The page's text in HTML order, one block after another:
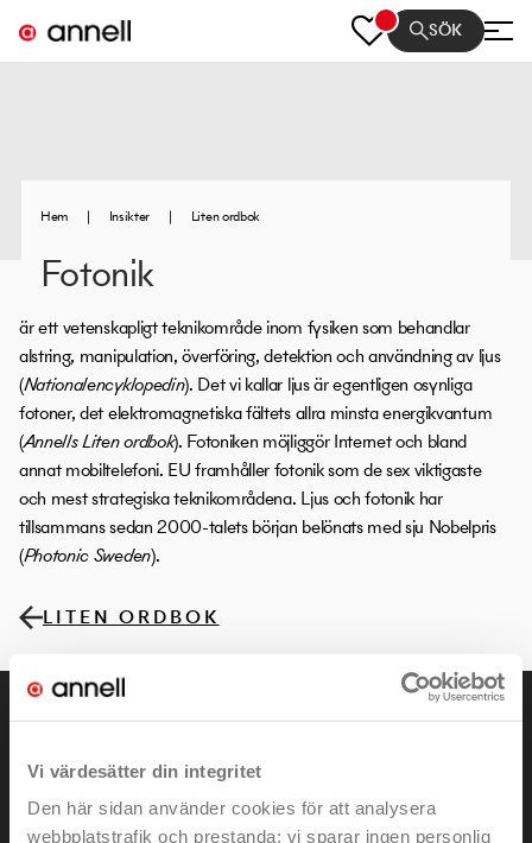
Vi värdesätter din integritet
Den här sidan använder cookies för att analysera
webbplatstrafik och prestanda; vi sparar ingen personlig
SÖK
Hem | Insikter | Liten ordbok
Fotonik
är ett vetenskapligt teknikområde inom fysiken som behandlar
alstring, manipulation, överföring, detektion och användning av ljus
(Nationalencyklopedin). Det vi kallar ljus är egentligen osynliga
fotoner, det elektromagnetiska fältets allra minsta energikvantum
(Annells Liten ordbok). Fotoniken möjliggör Internet och bland
annat mobiltelefoni. EU framhåller fotonik som de sex viktigaste
och mest strategiska teknikområdena. Ljus och fotonik har
tillsammans sedan 2000-talets början belönats med sju Nobelpris
(Photonic Sweden).
LITEN ORDBOK
KONTAKTA OSS